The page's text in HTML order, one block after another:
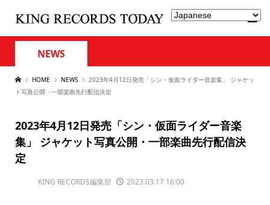
NEWS
HOME NEWS
2023年4月12日発売「シン・仮面ライダー音楽集」 ジャケッ
ト写真公開・一部楽曲先行配信決定
2023年4月12日発売「シン・仮面ライダー音楽
集」 ジャケット写真公開・一部楽曲先行配信決
定
KING RECORDS編集部 2023.03.17 16:00